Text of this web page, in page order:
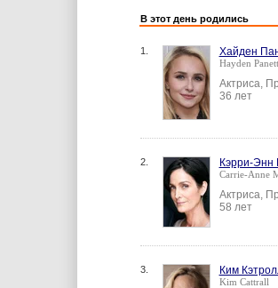
В этот день родились
1. Хайден
Hayden
Актриса,
36 лет
2. Кэрри-Энн
Carrie-Anne
Актриса,
58 лет
3. Ким
Kim Cattrall